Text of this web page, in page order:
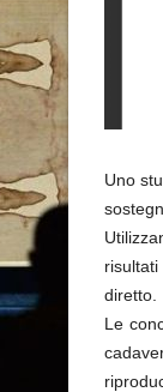
Uno
diretto.
Le